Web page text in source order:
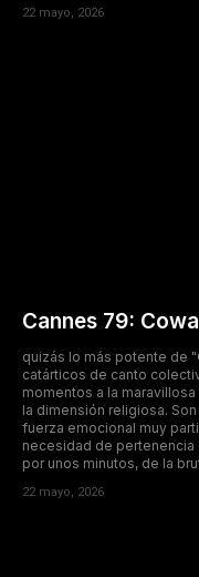
22 mayo, 2026
Cannes 79:
quizás lo más potente de
catárticos de canto
momentos a la
la dimensión religiosa.
fuerza emocional muy
necesidad de pertenencia
por unos minutos, de la
22 mayo, 2026